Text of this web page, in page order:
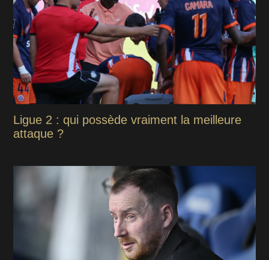
Ligue 2 : qui possède vraiment la meilleure
attaque ?